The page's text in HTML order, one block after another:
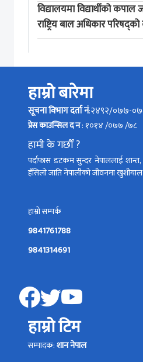
विद्यालयमा विद्यार्थीको
राष्ट्रिय बाल अधिकार
हाम्रो बारेमा
सूचना विभाग दर्ता नं:२४९२/०७७-
प्रेस काउन्सिल द न: १०१४ /०७७ /७८
हामी के गर्छौं ?
पर्दाफास डटकम सुन्दर नेपाललाई
हँसिलो जाति नेपालीको जीवनमा
हाम्रो सम्पर्क
9841761788
9841314691
हाम्रो टिम
सम्पादक:शान नेपाल